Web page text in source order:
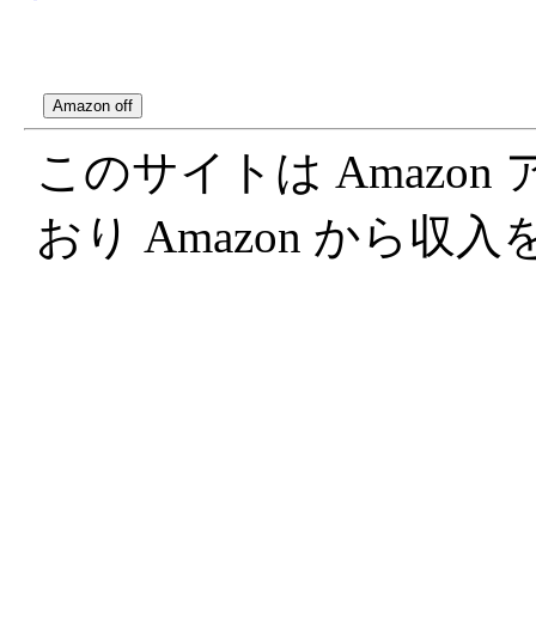
このサイトは Amazon
おり Amazon から収入